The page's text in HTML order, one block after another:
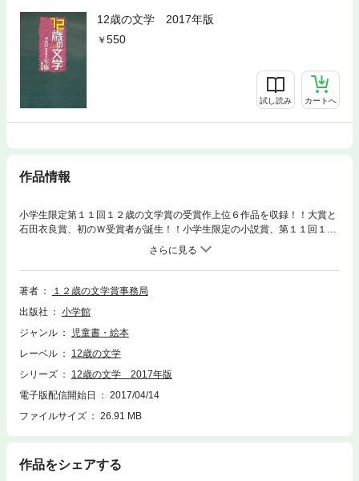
12歳の文学 2017年版
550
試し読み カートへ
作品情報
小学生限定第１１回１２歳の文学賞の受賞作上位６作品を収録！！大賞と
石田衣良賞、初のＷ受賞者が誕生！！小学生限定の小説賞、第１１回１２
歳の文学賞の受賞作品、上位６作品を完全収録。昨年第１０回で石田衣良
賞受賞の河内千歳さんが、今回はなんと大賞と石田衣良賞をＷ受賞！！
これは１２歳の文学賞はじまって以来の快挙です。お笑いあり、不条理あ
り、恋愛もあり、ユーモアもありと、審査員のあさのあつこさん、石田衣
をお楽しみください。
著者
１２歳の文学賞事務局
出版社
小学館
ジャンル
児童書・絵本
レーベル
12歳の文学
シリーズ
12歳の文学 2017年版
電子版配信開始日
2017/04/14
ファイルサイズ
26.91 MB
作品をシェアする